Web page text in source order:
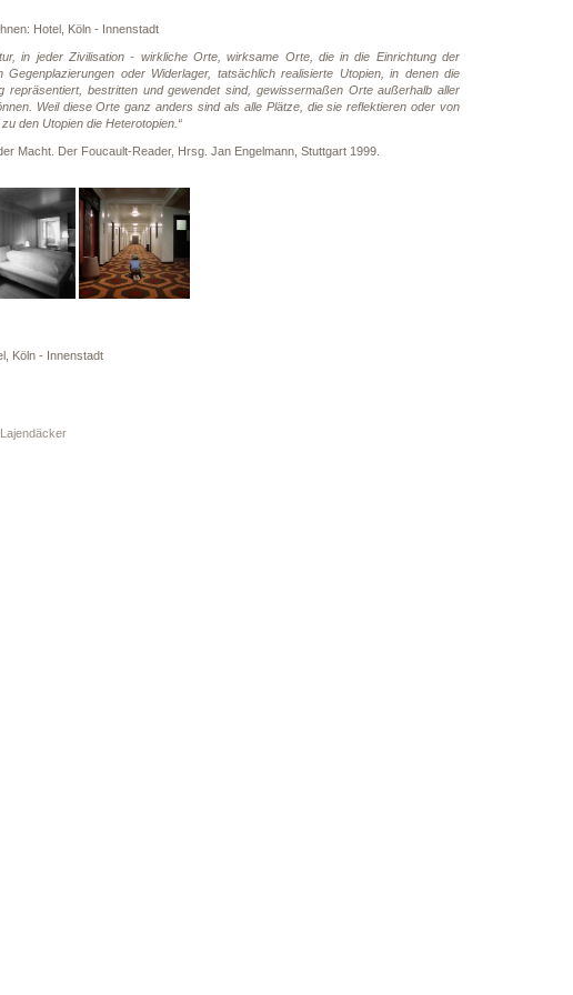
Hotel, Köln - Innenstadt
in jeder Zivilisation - wirkliche Orte, wirksame Orte, die in die Einrichtung der
oder Widerlager, tatsächlich realisierte Utopien, in denen die
repräsentiert, bestritten und gewendet sind, gewissermaßen Orte außerhalb aller
Weil diese Orte ganz anders sind als alle Plätze, die sie reflektieren oder von
den Utopien die Heterotopien.“
Macht. Der Foucault-Reader, Hrsg. Jan Engelmann, Stuttgart 1999.
Köln - Innenstadt